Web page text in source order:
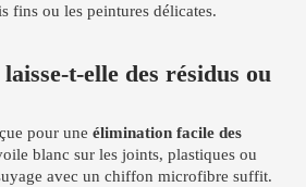
fins ou les peintures délicates.
t-elle des résidus ou
pour une élimination facile des
blanc sur les joints, plastiques ou
avec un chiffon microfibre suffit.